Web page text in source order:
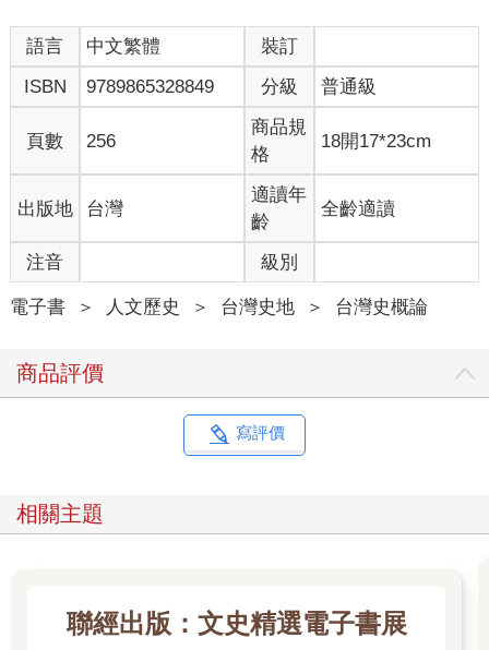
痕跡：荷西時期、明鄭時期、清領時期、日治時期……。如果說
板塊擠壓能夠塑造山脈，一次次的外力與抵抗，也彷彿塑造了臺
灣人的身世與文化。身為兵家必爭之地的臺灣，在這過程裡確實
是血淚斑斑、承受著刀刃、硝煙與火藥的。攤開過去數百年來的
臺灣史，我們幾乎找不到連續一百年的和平時期。但也正是在這
樣不斷襲來的軍事壓力裡，臺灣逐漸長出了自己的姿態與樣貌，
如同在高壓之下凝結而成的礦脈一樣。
而在你手上的這本書，正是一分臺灣史的「地質紀錄」。
本書的主題，是各式各樣遺留在臺灣的「軍事古蹟」，包含城
牆、砲台、要塞、營壘等等古建築。在時代的淘洗下，許多這類
設施早已傾頹消失；即使留存下來的，也都因為軍事科技的變
化，而不再擔負保衛島嶼的功能。在民眾、學者與政府的合力保
（如基隆的許多砲台），甚至有些早已融入尋常百姓家，居民與
行人還不見得明瞭其意義（比如熱蘭遮城的部分稜堡遺跡）。但
它們都有一個共通點，就是見證了臺灣這座島嶼抗擊一波波外力
的物理證據了。光是「它們還在這裡」這件事，都能令人感到一
背景下建成的？為什麼會在現在的位置、變成現在的樣貌？更重
要的是，它們牽涉到哪些人，又經歷了哪些波濤起伏的故事？
語言 中文繁體
裝訂
ISBN
9789865328849 分級 普通級
頁數 256
商品規
格
18開17*23cm
出版地 台灣
適讀年
齡
全齡適讀
注音 級別
電子書 ＞ 人文歷史 ＞ 台灣史地 ＞ 台灣史概論
商品評價
寫評價
相關主題
聯經出版：文史精選電子書展